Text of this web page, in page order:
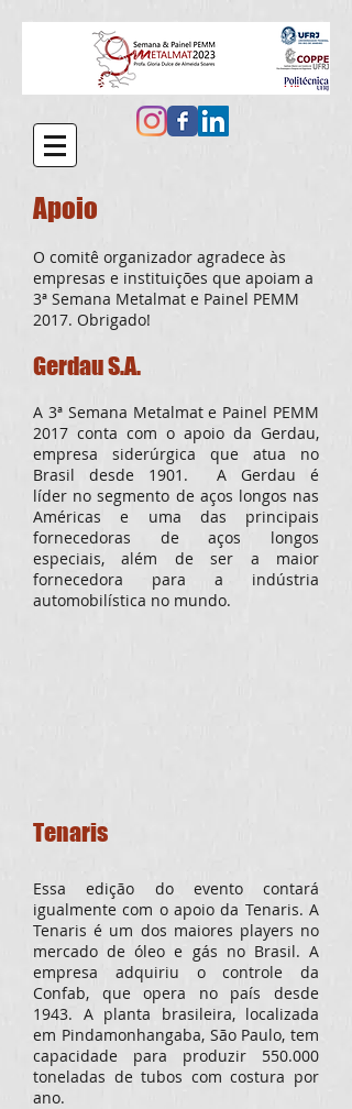
Apoio
O comitê organizador agradece às
empresas e instituições que apoiam a
3ª Semana Metalmat e Painel PEMM
2017. Obrigado!
Gerdau S.A.
A 3ª Semana Metalmat e Painel PEMM
2017 conta com o apoio da Gerdau,
empresa siderúrgica que atua no
Brasil desde 1901. A Gerdau é
líder no segmento de aços longos nas
Américas e uma das principais
fornecedoras de aços longos
especiais, além de ser a maior
fornecedora para a indústria
automobilística no mundo.
Tenaris
Essa edição do evento contará
igualmente com o apoio da Tenaris. A
Tenaris é um dos maiores players no
mercado de óleo e gás no Brasil. A
empresa adquiriu o controle da
Confab, que opera no país desde
1943. A planta brasileira, localizada
em Pindamonhangaba, São Paulo, tem
capacidade para produzir 550.000
toneladas de tubos com costura por
ano.